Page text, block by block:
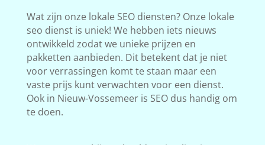
Wat zijn onze lokale SEO diensten? Onze lokale
seo dienst is uniek! We hebben iets nieuws
ontwikkeld zodat we unieke prijzen en
pakketten aanbieden. Dit betekent dat je niet
voor verrassingen komt te staan maar een
vaste prijs kunt verwachten voor een dienst.
Ook in Nieuw-Vossemeer is SEO dus handig om
te doen.